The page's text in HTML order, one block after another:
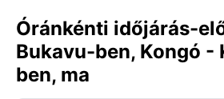
Óránkénti időjárás-
Bukavu-ben, Kongó -
ben, ma